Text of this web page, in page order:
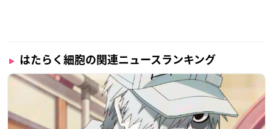
はたらく細胞の関連ニュースランキング